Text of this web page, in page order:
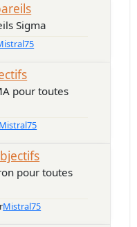
Sigma
pour toutes
Mistral75
pour toutes
Mistral75